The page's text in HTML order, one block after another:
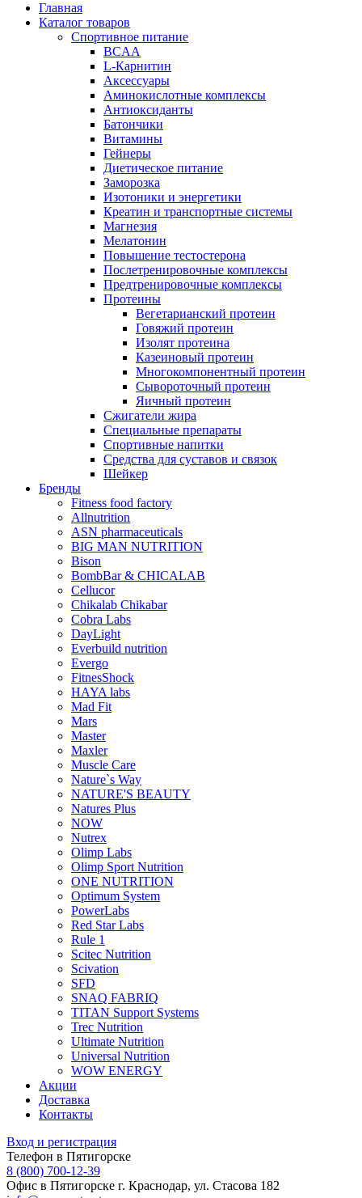
Главная
Каталог товаров
Спортивное питание
BCAA
L-Карнитин
Аксессуары
Аминокислотные комплексы
Антиоксиданты
Батончики
Витамины
Гейнеры
Диетическое питание
Заморозка
Изотоники и энергетики
Креатин и транспортные системы
Магнезия
Мелатонин
Повышение тестостерона
Послетренировочные комплексы
Предтренировочные комплексы
Протеины
Вегетарианский протеин
Говяжий протеин
Изолят протеина
Казеиновый протеин
Многокомпонентный протеин
Сывороточный протеин
Яичный протеин
Сжигатели жира
Специальные препараты
Спортивные напитки
Средства для суставов и связок
Шейкер
Бренды
Fitness food factory
Allnutrition
ASN pharmaceuticals
BIG MAN NUTRITION
Bison
BombBar & CHICALAB
Cellucor
Chikalab Chikabar
Cobra Labs
DayLight
Everbuild nutrition
Evergo
FitnesShock
HAYA labs
Mad Fit
Mars
Master
Maxler
Muscle Care
Nature`s Way
NATURE'S BEAUTY
Natures Plus
NOW
Nutrex
Olimp Labs
Olimp Sport Nutrition
ONE NUTRITION
Optimum System
PowerLabs
Red Star Labs
Rule 1
Scitec Nutrition
Scivation
SFD
SNAQ FABRIQ
TITAN Support Systems
Trec Nutrition
Ultimate Nutrition
Universal Nutrition
WOW ENERGY
Акции
Доставка
Контакты
Вход и регистрация
Телефон в Пятигорске
8 (800) 700-12-39
Офис в Пятигорске г. Краснодар, ул. Стасова 182